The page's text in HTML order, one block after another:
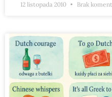
12 listopada 2010 Brak